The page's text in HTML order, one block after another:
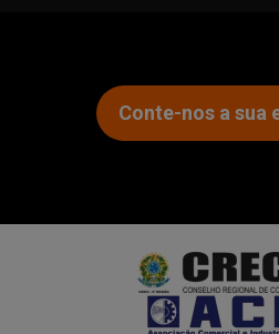
Conte-nos a sua